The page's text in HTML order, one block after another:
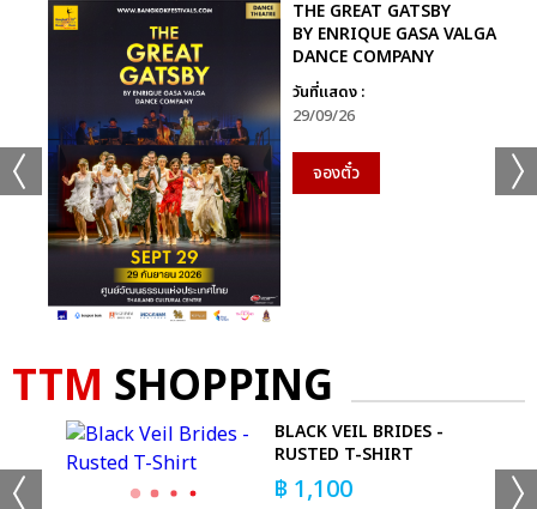
THE GREAT GATSBY
BY ENRIQUE GASA VALGA
DANCE COMPANY
วันที่แสดง :
29/09/26
จองตั๋ว
TTM SHOPPING
BLACK VEIL BRIDES -
RUSTED T-SHIRT
฿ 1,100